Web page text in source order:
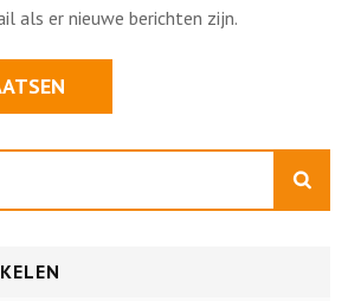
als er nieuwe berichten zijn.